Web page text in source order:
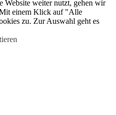
Website weiter nutzt, gehen wir
einem Klick auf "Alle
zu. Zur Auswahl geht es